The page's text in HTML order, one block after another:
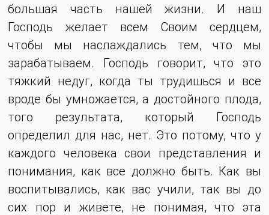
большая часть нашей жизни. И наш
Господь желает всем Своим сердцем,
чтобы мы наслаждались тем, что мы
зарабатываем. Господь говорит, что это
тяжкий недуг, когда ты трудишься и все
вроде бы умножается, а достойного плода,
того результата, который Господь
определил для нас, нет. Это потому, что у
каждого человека свои представления и
понимания, как все должно быть. Как вы
воспитывались, как вас учили, так вы до
сих пор и живете, не понимая, что эта